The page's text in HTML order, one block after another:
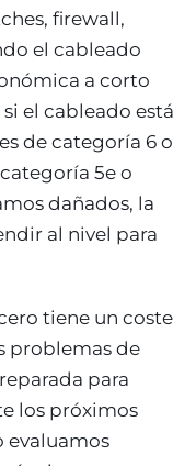
firewall,
el cableado
a corto
el cableado está
de categoría 6 o
5e o
dañados, la
al nivel para
tiene un coste
problemas de
para
los próximos
evaluamos